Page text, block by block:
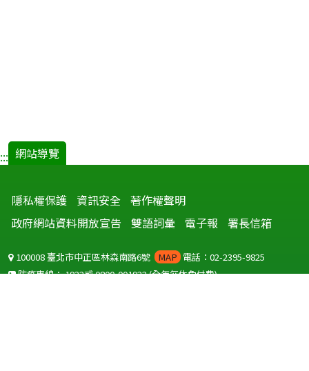
::: 網站導覽
隱私權保護 資訊安全 著作權聲明
政府網站資料開放宣告
雙語詞彙 電子報 署長信箱
100008 臺北市中正區林森南路6號 MAP 電話：02-2395-9825
防疫專線：1922或0800-001922(全年無休免付費)